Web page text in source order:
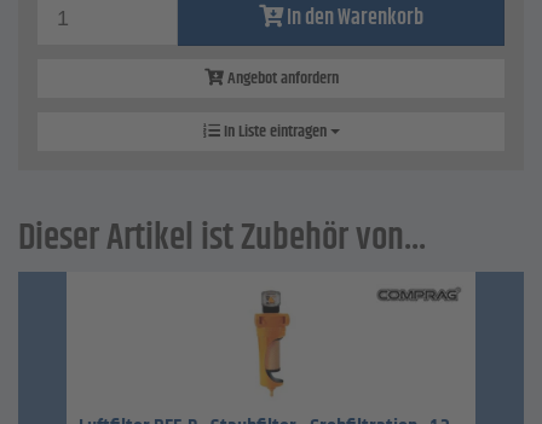
In den Warenkorb
Angebot anfordern
In Liste eintragen
Dieser Artikel ist Zubehör von...